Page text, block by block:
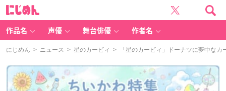
作品名 声優 舞台俳優 作者名
にじめん > ニュース > 星のカービィ > 「星のカービィ」ドーナツに夢中なカ